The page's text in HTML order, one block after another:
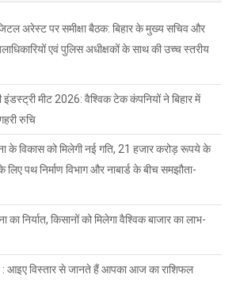
अरेस्ट पर समीक्षा बैठक: बिहार के मुख्य सचिव और
एवं पुलिस अधीक्षकों के साथ की उच्च स्तरीय
इंडस्ट्री मीट 2026: वैश्विक टेक कंपनियों ने बिहार में
रुचि
विकास को मिलेगी नई गति, 21 हजार करोड़ रूपये के
लिए पथ निर्माण विभाग और नाबार्ड के बीच समझौता-
का निर्यात, किसानों को मिलेगा वैश्विक बाजार का लाभ-
आइए विस्तार से जानते हैं आपका आज का राशिफल